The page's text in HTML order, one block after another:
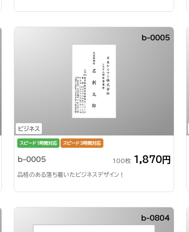
ビジネス
b-0005
スピード1時間対応 スピード3時間対応
b-0005 100枚 1,870円
品格のある落ち着いたビジネスデザイン！
b-0804